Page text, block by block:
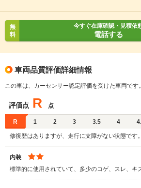
無
料
今すぐ在庫確認・見積依
電話する
車両品質評価詳細情報
この車は、カーセンサー認定評価を受けた車両です。
評価点 R 点
R 1 2 3 3.5 4
修復歴はありますが、走行に支障がない状態です。
内装
標準的に使用されていて、多少のコゲ、スレ、キ